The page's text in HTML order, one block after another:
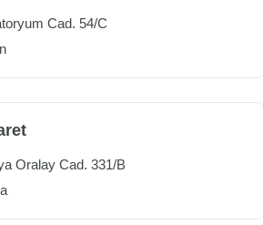
Cad. 54/C
Oralay Cad. 331/B